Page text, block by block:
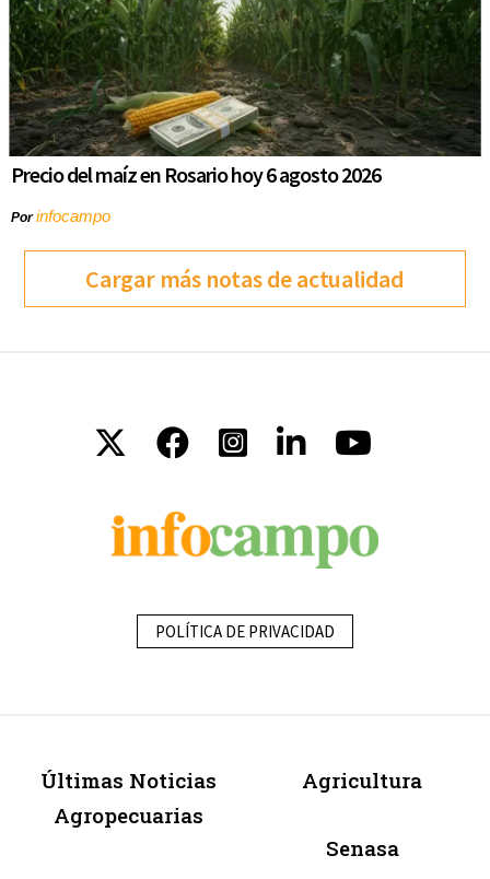
Precio del maíz en Rosario hoy 6 agosto 2026
Porinfocampo
Cargar más notas de actualidad
POLÍTICA DE PRIVACIDAD
Últimas Noticias
Agropecuarias
Agricultura
Senasa